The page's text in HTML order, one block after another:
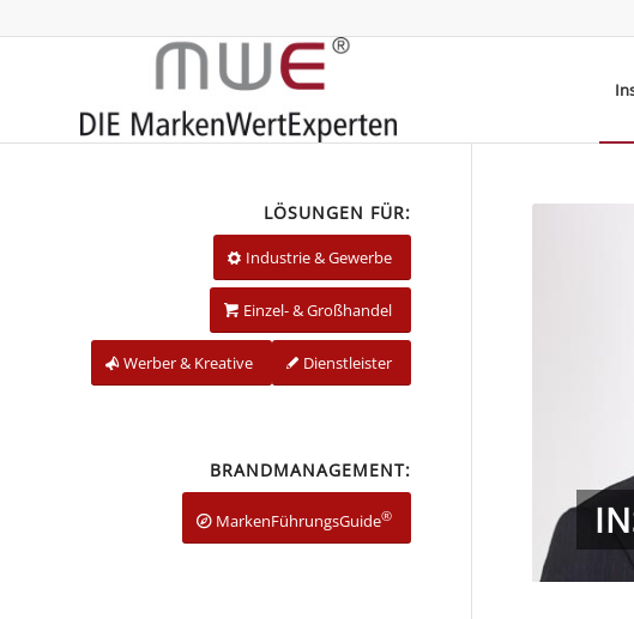
LÖSUNGEN FÜR:
Industrie & Gewerbe
Einzel- & Großhandel
Dienstleister
Werber & Kreative
BRANDMANAGEMENT:
MarkenFührungsGuide®